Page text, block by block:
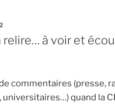
relire… à voir et
commentaires (presse,
universitaires…) quand la